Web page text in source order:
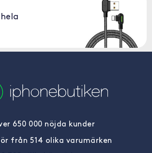
650 000 nöjda kunder
från 514 olika varumärken